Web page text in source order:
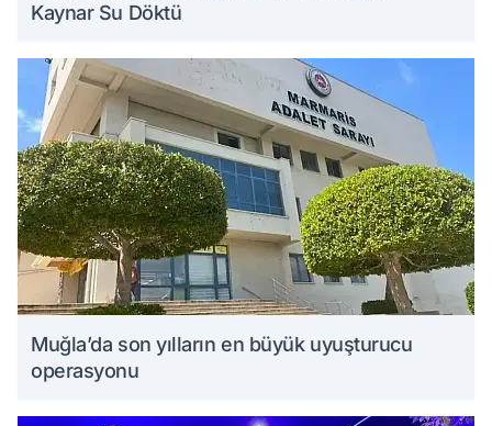
Kaynar Su Döktü
Muğla’da son yılların en büyük uyuşturucu
operasyonu